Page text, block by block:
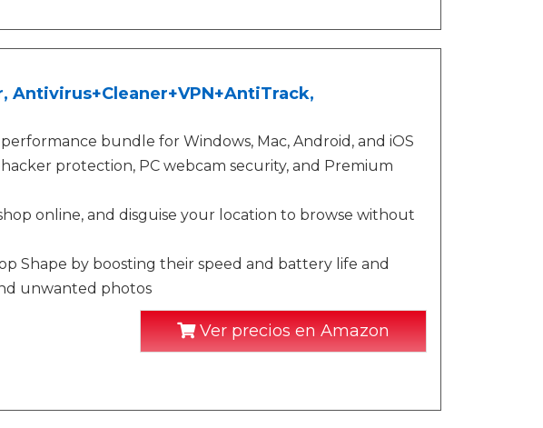
Antivirus+Cleaner+VPN+AntiTrack,
bundle for Windows, Mac, Android, and iOS
protection, PC webcam security, and Premium
online, and disguise your location to browse without
Shape by boosting their speed and battery life and
unwanted photos
Ver precios en Amazon